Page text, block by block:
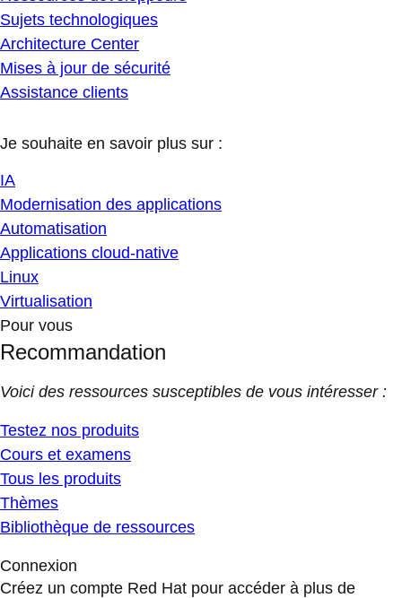
Sujets technologiques
Architecture Center
Mises à jour de sécurité
Assistance clients
Je souhaite en savoir plus sur :
IA
Modernisation des applications
Automatisation
Applications cloud-native
Linux
Virtualisation
Pour vous
Recommandation
Voici des ressources susceptibles de vous intéresser :
Testez nos produits
Cours et examens
Tous les produits
Thèmes
Bibliothèque de ressources
Connexion
Créez un compte Red Hat pour accéder à plus de